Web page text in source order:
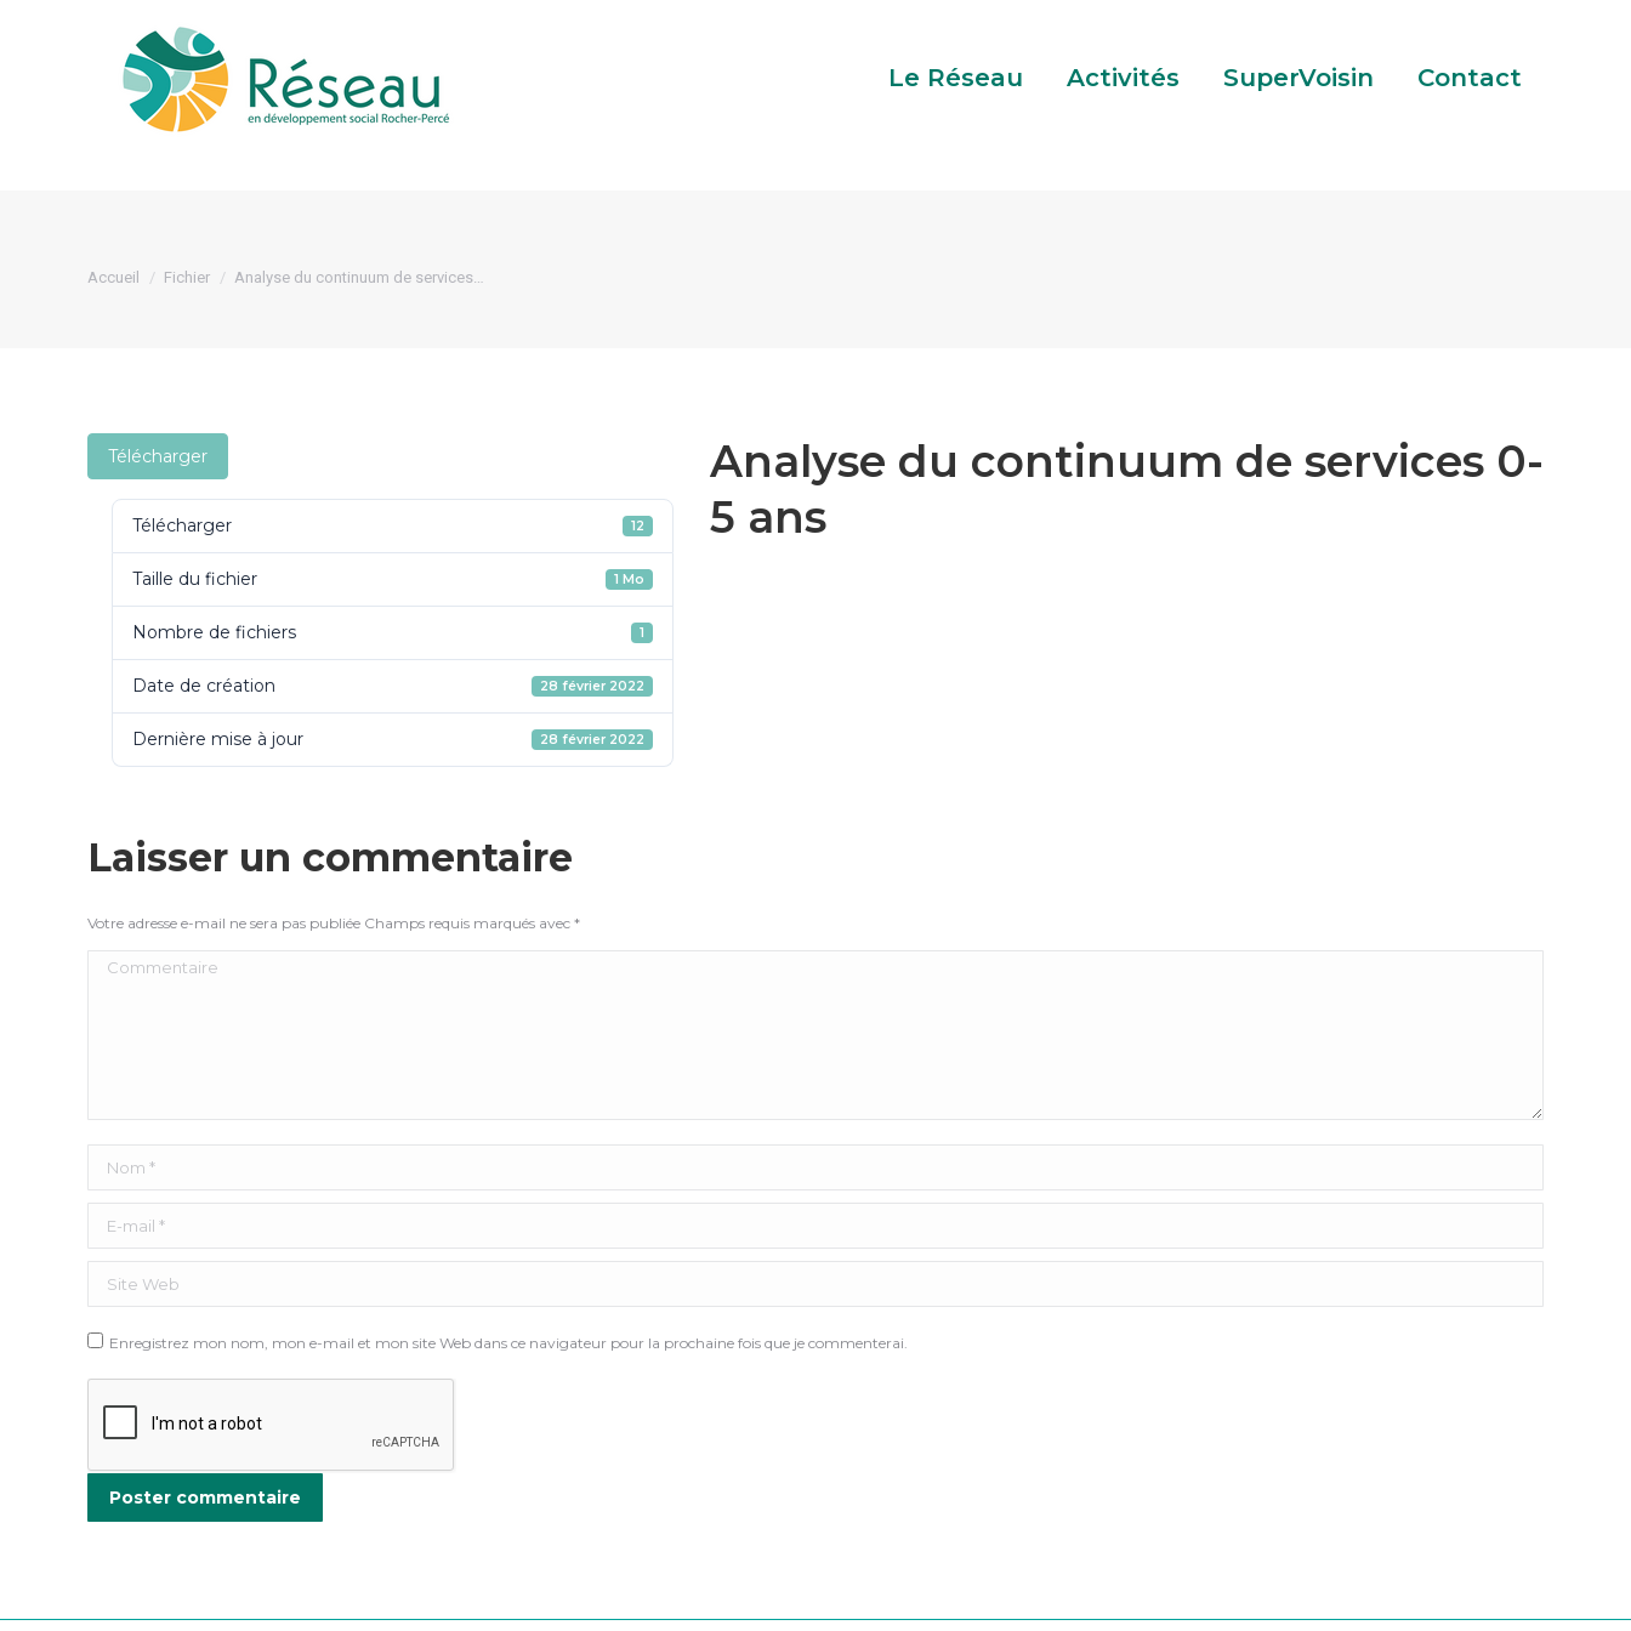
Le Réseau Activités SuperVoisin Contact
Accueil Fichier Analyse du continuum de services…
Télécharger
Télécharger 12
Taille du fichier 1 Mo
Nombre de fichiers 1
Date de création 28 février 2022
Dernière mise à jour 28 février 2022
Analyse du continuum de services 0-
5 ans
Laisser un commentaire
Votre adresse e-mail ne sera pas publiée Champs requis marqués avec *
Commentaire
Enregistrez mon nom, mon e-mail et mon site Web dans ce navigateur pour la prochaine fois que je commenterai.
Poster commentaire